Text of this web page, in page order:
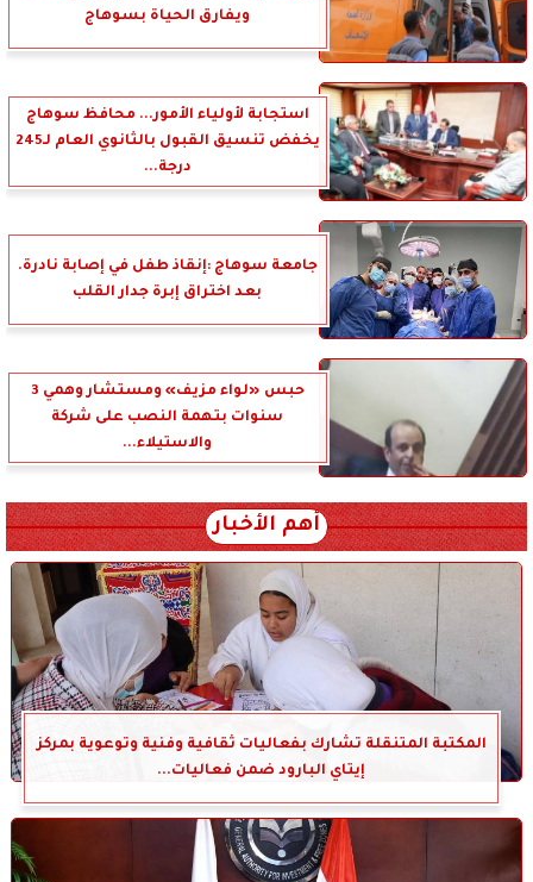
ويفارق الحياة بسوهاج
استجابة لأولياء الأمور... محافظ سوهاج
يخفض تنسيق القبول بالثانوي العام لـ245
درجة...
جامعة سوهاج :إنقاذ طفل في إصابة نادرة.
بعد اختراق إبرة جدار القلب
حبس «لواء مزيف» ومستشار وهمي 3
سنوات بتهمة النصب على شركة
والاستيلاء...
أهم الأخبار
المكتبة المتنقلة تشارك بفعاليات ثقافية وفنية وتوعوية بمركز
إيتاي البارود ضمن فعاليات...